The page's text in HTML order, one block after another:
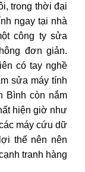
trong thời đại
ngay tại nhà
công ty sửa
đơn giản.
có tay nghề
sửa máy tính
Bình còn nắm
hiện giờ như
máy cứu dữ
thế nên nên
tranh hàng